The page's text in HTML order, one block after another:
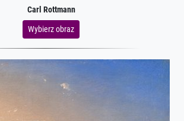
Carl Rottmann
Wybierz obraz